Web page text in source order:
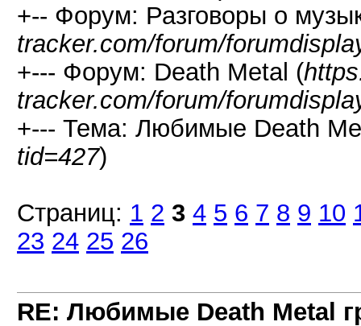
+-- Форум: Разговоры о
tracker.com/forum/
+--- Форум: Death Metal (
tracker.com/forum/
+--- Тема: Любимые Death
tid=427)
Страниц: 1 2 3 4 5 6 7 8 9 10
23 24 25 26
RE: Любимые Death Metal